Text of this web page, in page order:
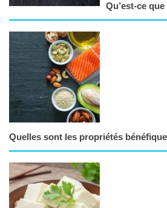
Qu’est-ce
Quelles sont les propriétés